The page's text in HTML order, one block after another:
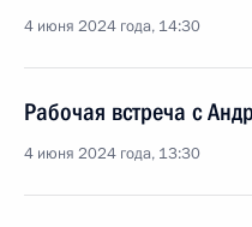
4 июня 2024 года, 14:30
Рабочая встреча с
4 июня 2024 года, 13:30